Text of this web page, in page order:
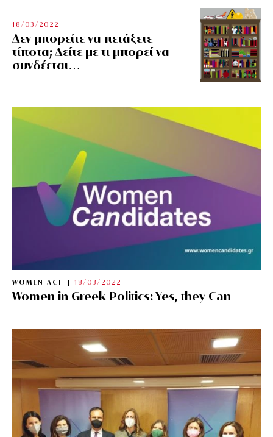
18/03/2022
Δεν μπορείτε να πετάξετε
τίποτα; Δείτε με τι μπορεί να
συνδέεται…
WOMEN ACT 18/03/2022
Women in Greek Politics: Yes, they Can